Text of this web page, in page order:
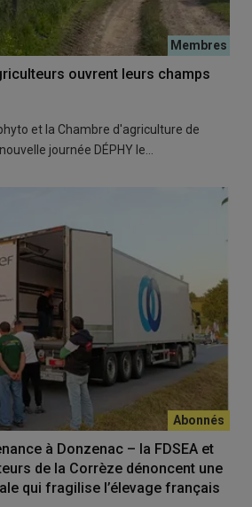
ouvrent leurs champs
et la Chambre d'agriculture de
journée DÉPHY le…
à Donzenac – la FDSEA et
de la Corrèze dénoncent une
qui fragilise l’élevage français